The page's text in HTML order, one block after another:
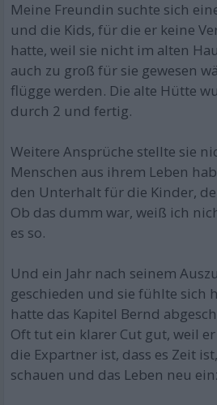
Meine Freundin suchte sich
und die Kids, für die er keine
hatte, weil sie nicht im alten
auch zu groß für sie gewesen
flügge werden. Die alte Hütte
durch 2 und fertig.
Weitere Ansprüche stellte sie
Menschen aus ihrem Leben
den Unterhalt für die Kinder,
Ob das dumm war, weiß ich
es so.
Und ein Jahr nach seinem
geschieden und sie fühlte sich
hatte das Kapitel Bernd
Oft tut ein klarer Cut gut, weil
die Expartner ist, dass es Zeit
schauen und das Leben neu